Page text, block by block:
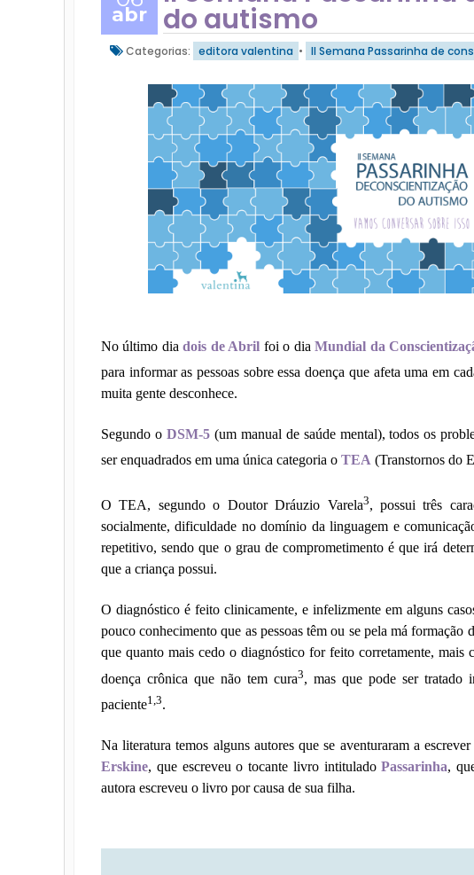
abr do autismo
Categorias: editora valentina • II Semana Passarinha de
No último diadois de Abril foi o diaMundial da
para informar as pessoas sobre essa doença que afeta uma em
muita gente desconhece.
Segundo o DSM-5(um manual de saúde mental), todos os
ser enquadrados em uma única categoria o TEA (Transtornos do
O TEA, segundo o Doutor Dráuzio Varela3, possui três
socialmente, dificuldade no domínio da linguagem e
repetitivo, sendo que o grau de comprometimento é que irá
que a criança possui.
O diagnóstico é feito clinicamente, e infelizmente em alguns
pouco conhecimento que as pessoas têm ou se pela má
que quanto mais cedo o diagnóstico for feito corretamente,
doença crônica que não tem cura3, mas que pode ser tratado
paciente1,3.
Na literatura temos alguns autores que se aventuraram a
Erskine, que escreveu o tocante livro intituladoPassarinha,
autora escreveu o livro por causa de sua filha.